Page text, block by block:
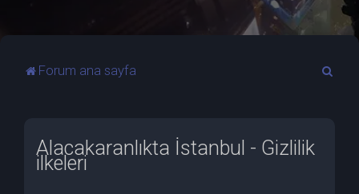
Forum ana sayfa
Alacakaranlıkta İstanbul - Gizlilik
ilkeleri